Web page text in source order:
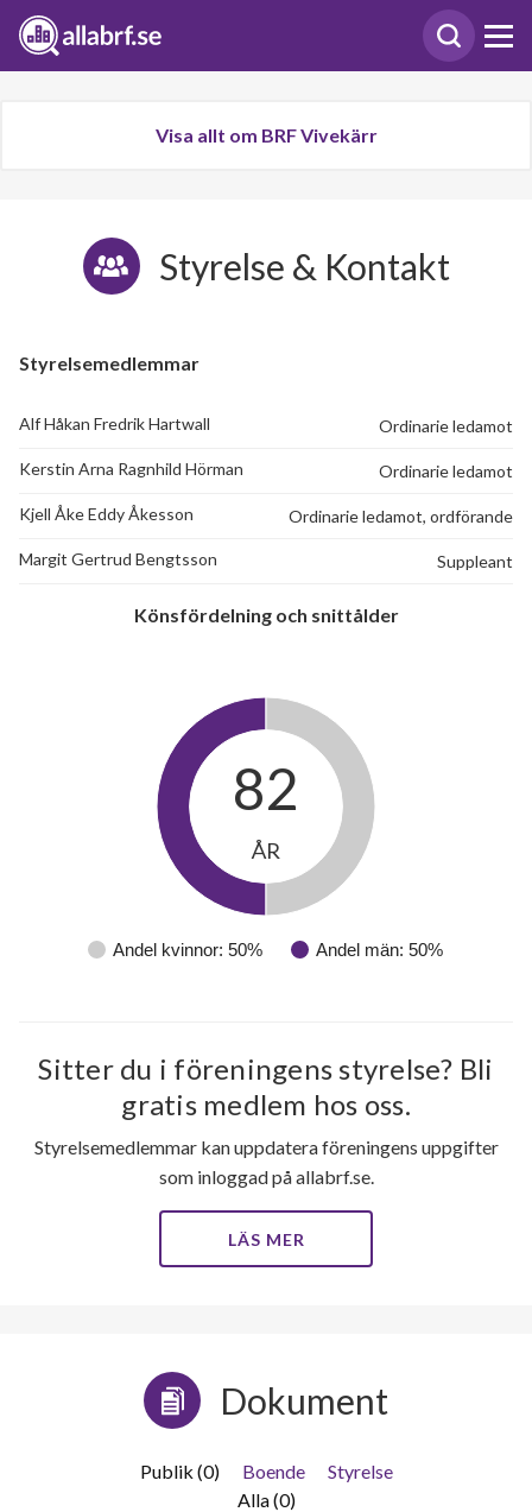
Visa allt om BRF Vivekärr
Styrelse & Kontakt
Styrelsemedlemmar
Alf Håkan Fredrik Hartwall Ordinarie ledamot
Kerstin Arna Ragnhild Hörman Ordinarie ledamot
Kjell Åke Eddy Åkesson Ordinarie ledamot, ordförande
Margit Gertrud Bengtsson Suppleant
Könsfördelning och snittålder
Andel kvinnor: 50% Andel män: 50%
82
ÅR
Sitter du i föreningens styrelse? Bli
gratis medlem hos oss.
Styrelsemedlemmar kan uppdatera föreningens uppgifter
som inloggad på allabrf.se.
LÄS MER
Dokument
Publik (0) Boende
Styrelse
Alla (0)